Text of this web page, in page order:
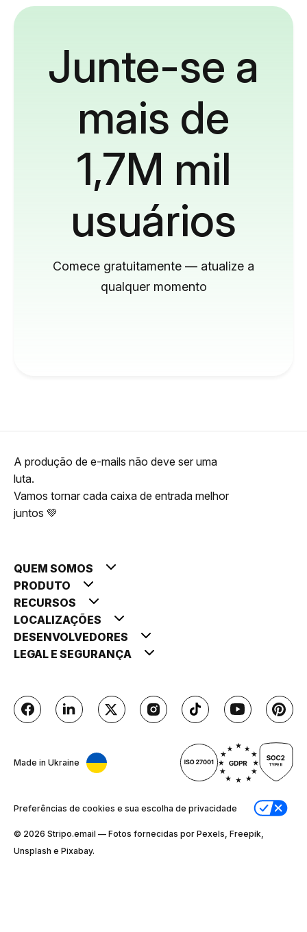
Junte-se a
mais de
1,7M mil
usuários
Comece gratuitamente — atualize a
qualquer momento
A produção de e-mails não deve ser uma
luta.
Vamos tornar cada caixa de entrada melhor
juntos 💚
QUEM SOMOS
PRODUTO
RECURSOS
LOCALIZAÇÕES
DESENVOLVEDORES
LEGAL E SEGURANÇA
Made in Ukraine
Preferências de cookies e sua escolha de privacidade
© 2026 Stripо.email — Fotos fornecidas por Pexels, Freepik,
Unsplash e Pixabay.